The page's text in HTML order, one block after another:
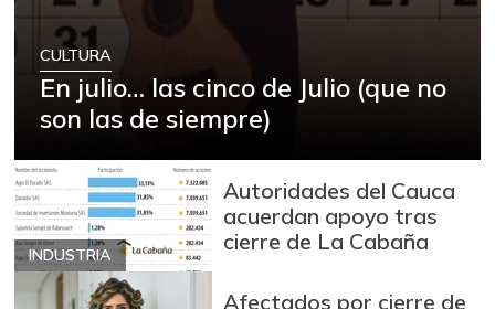
CULTURA
En julio… las cinco de Julio (que no
son las de siempre)
INDUSTRIA
Autoridades del Cauca
acuerdan apoyo tras
cierre de La Cabaña
Afectados por cierre de